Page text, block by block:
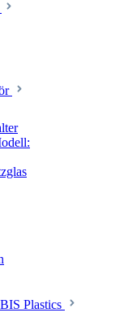
Plastics